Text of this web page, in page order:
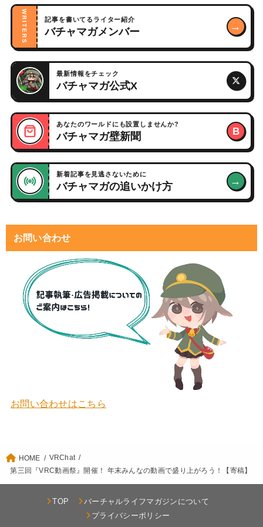
WRITERS 記事を書いてるライター紹介
バチャマガメンバー →
最新情報をチェック
バチャマガ公式X
あなたのワールドにも設置しませんか?
バチャマガ壁新聞 B
新着記事を見逃さないために
バチャマガの追いかけ方 →
お問い合わせ
お問い合わせはこちら
HOME
VRChat
第三回『VRC動画祭』開催！ 年末みんなの動画で盛り上がろう！【寄稿】
TOP
バーチャルライフマガジンについて
プライバシーポリシー